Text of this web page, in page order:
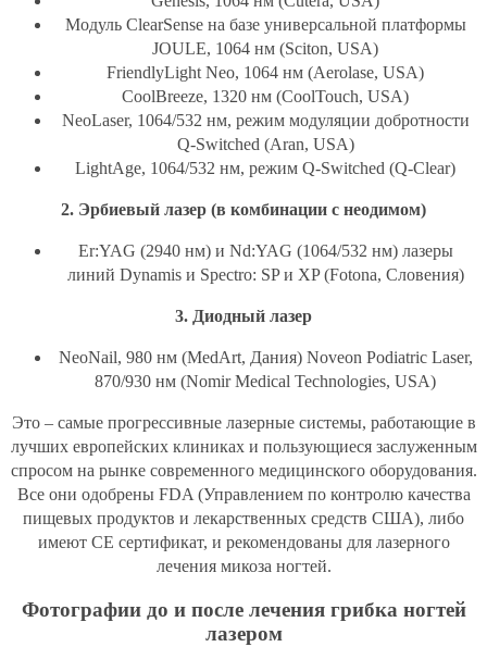
Модуль ClearSense на базе универсальной платформы
JOULE, 1064 нм (Sciton, USA)
FriendlyLight Neo, 1064 нм (Aerolase, USA)
CoolBreeze, 1320 нм (CoolTouch, USA)
NeoLaser, 1064/532 нм, режим модуляции добротности
Q-Switched (Aran, USA)
LightAge, 1064/532 нм, режим Q-Switched (Q-Clear)
2. Эрбиевый лазер (в комбинации с неодимом)
Er:YAG (2940 нм) и Nd:YAG (1064/532 нм) лазеры
линий Dynamis и Spectro: SP и XP (Fotona, Словения)
3. Диодный лазер
NeoNail, 980 нм (MedArt, Дания) Noveon Podiatric Laser,
870/930 нм (Nomir Medical Technologies, USA)
Это – самые прогрессивные лазерные системы, работающие в
лучших европейских клиниках и пользующиеся заслуженным
спросом на рынке современного медицинского оборудования.
Все они одобрены FDA (Управлением по контролю качества
пищевых продуктов и лекарственных средств США), либо
имеют СЕ сертификат, и рекомендованы для лазерного
лечения микоза ногтей.
Фотографии до и после лечения грибка ногтей
лазером